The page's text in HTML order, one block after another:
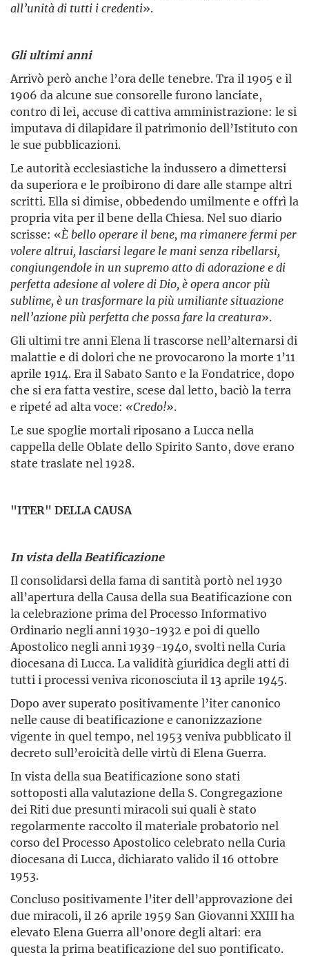
all’unità di tutti i credenti».
Gli ultimi anni
Arrivò però anche l’ora delle tenebre. Tra il 1905 e il
1906 da alcune sue consorelle furono lanciate,
contro di lei, accuse di cattiva amministrazione: le si
imputava di dilapidare il patrimonio dell’Istituto con
le sue pubblicazioni.
Le autorità ecclesiastiche la indussero a dimettersi
da superiora e le proibirono di dare alle stampe altri
scritti. Ella si dimise, obbedendo umilmente e offrì la
propria vita per il bene della Chiesa. Nel suo diario
scrisse: «È bello operare il bene, ma rimanere fermi per
volere altrui, lasciarsi legare le mani senza ribellarsi,
congiungen­dole in un supremo atto di adorazione e di
perfetta adesione al volere di Dio, è opera ancor più
sublime, è un trasformare la più umiliante situazione
nell’azione più perfetta che possa fare la creatura».
Gli ultimi tre anni Elena li trascorse nell’alternarsi di
malattie e di dolori che ne provocarono la morte 1’11
aprile 1914. Era il Sabato Santo e la Fondatrice, dopo
che si era fatta vestire, scese dal letto, baciò la terra
e ripeté ad alta voce: «Credo!».
Le sue spoglie mortali riposano a Lucca nella
cappella delle Oblate dello Spirito Santo, dove erano
state traslate nel 1928.
"ITER" DELLA CAUSA
In vista della Beatificazione
Il consolidarsi della fama di santità portò nel 1930
all’apertura della Causa della sua Beatificazione con
la celebrazione prima del Processo Informativo
Ordinario negli anni 1930-1932 e poi di quello
Apostolico negli anni 1939-1940, svolti nella Curia
diocesana di Lucca. La validità giuridica degli atti di
tutti i processi veniva riconosciuta il 13 aprile 1945.
Dopo aver superato positivamente l’iter canonico
nelle cause di beatificazione e canonizzazione
vigente in quel tempo, nel 1953 veniva pubblicato il
decreto sull’eroicità delle virtù di Elena Guerra.
In vista della sua Beatificazione sono stati
sottoposti alla valutazione della S. Congregazione
dei Riti due presunti miracoli sui quali è stato
regolarmente raccolto il materiale probatorio nel
corso del Processo Apostolico celebrato nella Curia
diocesana di Lucca, dichiarato valido il 16 ottobre
1953.
Concluso positivamente l’iter dell’approvazione dei
due miracoli, il 26 aprile 1959 San Giovanni XXIII ha
elevato Elena Guerra all’onore degli altari: era
questa la prima beatificazione del suo pontificato.